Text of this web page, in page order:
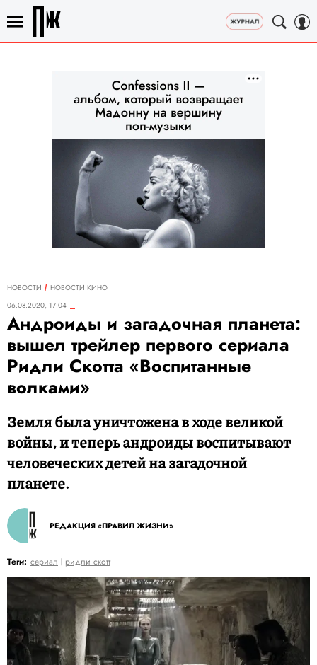
НОВОСТИ
НОВОСТИ КИНО
06.08.2020, 17:04
Андроиды и загадочная планета:
вышел трейлер первого сериала
Ридли Скотта «Воспитанные
волками»
Земля была уничтожена в ходе великой
войны, и теперь андроиды воспитывают
человеческих детей на загадочной
планете.
РЕДАКЦИЯ «ПРАВИЛ ЖИЗНИ»
Теги: сериал ридли скотт